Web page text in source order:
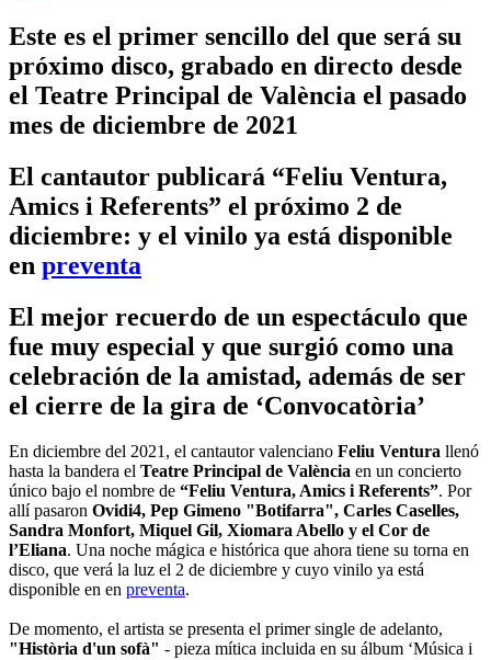
Este es el primer sencillo del que será su
próximo disco, grabado en directo desde
el Teatre Principal de València el pasado
mes de diciembre de 2021
El cantautor publicará “Feliu Ventura,
Amics i Referents” el próximo 2 de
diciembre: y el vinilo ya está disponible
en preventa
El mejor recuerdo de un espectáculo que
fue muy especial y que surgió como una
celebración de la amistad, además de ser
el cierre de la gira de ‘Convocatòria’
En diciembre del 2021, el cantautor valenciano Feliu Ventura llenó
hasta la bandera el Teatre Principal de València en un concierto
único bajo el nombre de “Feliu Ventura, Amics i Referents”. Por
allí pasaron Ovidi4, Pep Gimeno "Botifarra", Carles Caselles,
Sandra Monfort, Miquel Gil, Xiomara Abello y el Cor de
l’Eliana. Una noche mágica e histórica que ahora tiene su torna en
disco, que verá la luz el 2 de diciembre y cuyo vinilo ya está
disponible en en preventa.
De momento, el artista se presenta el primer single de adelanto,
"Història d'un sofà" - pieza mítica incluida en su álbum ‘Música i